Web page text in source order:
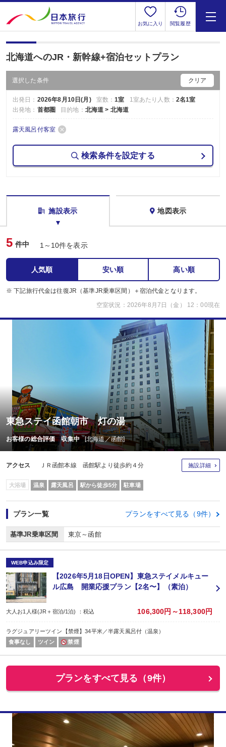
お気に入り 閲覧履歴
北海道へのJR・新幹線+宿泊セットプラン
選択した条件 クリア
出発日： 2026年8月10日(月) 室数：1室 1室あたり人数： 2名1室
出発地： 首都圏 目的地： 北海道 > 北海道
露天風呂付客室
検索条件を設定する
施設表示 地図表示
5 件中 1～10件を表示
人気順 安い順 高い順
※ 下記旅行代金は往復JR（基準JR乗車区間）＋宿泊代金となります。
空室状況：2026年8月7日（金） 12：00現在
東急ステイ函館朝市 灯の湯
お客様の総合評価 収集中 [北海道／函館]
アクセス ＪＲ函館本線 函館駅より徒歩約４分 施設詳細
大浴場 温泉 露天風呂 駅から徒歩5分 駐車場
プラン一覧 プランをすべて見る（9件）
基準JR乗車区間 東京～函館
WEB申込み限定
【2026年5月18日OPEN】東急ステイメルキュー
ル広島 開業応援プラン【2名〜】（素泊）
大人お1人様(JR＋宿泊/1泊) ：税込 106,300円～118,300円
ラグジュアリーツイン【禁煙】34平米／半露天風呂付（温泉）
食事なし
ツイン 禁煙
プランをすべて見る（9件）